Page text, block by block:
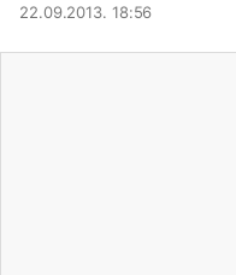
22.09.2013. 18:56